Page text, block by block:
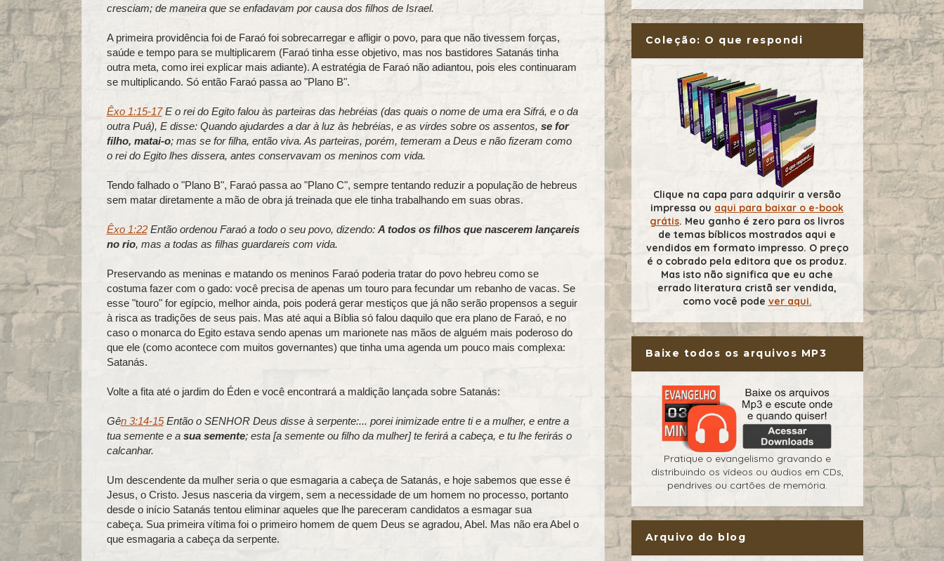
cresciam; de maneira que se enfadavam por causa dos filhos de Israel.
A primeira providência foi de Faraó foi sobrecarregar e afligir o povo, para que não tivessem forças,
saúde e tempo para se multiplicarem (Faraó tinha esse objetivo, mas nos bastidores Satanás tinha
outra meta, como irei explicar mais adiante). A estratégia de Faraó não adiantou, pois eles continuaram
se multiplicando. Só então Faraó passa ao "Plano B".
Êxo 1:15-17E o rei do Egito falou às parteiras das hebréias (das quais o nome de uma era Sifrá, e o da
outra Puá), E disse: Quando ajudardes a dar à luz às hebréias, e as virdes sobre os assentos, se for
filho, matai-o; mas se for filha, então viva. As parteiras, porém, temeram a Deus e não fizeram como
o rei do Egito lhes dissera, antes conservavam os meninos com vida.
Tendo falhado o "Plano B", Faraó passa ao "Plano C", sempre tentando reduzir a população de hebreus
sem matar diretamente a mão de obra já treinada que ele tinha trabalhando em suas obras.
Êxo 1:22Então ordenou Faraó a todo o seu povo, dizendo: A todos os filhos que nascerem lançareis
no rio, mas a todas as filhas guardareis com vida.
Preservando as meninas e matando os meninos Faraó poderia tratar do povo hebreu como se
costuma fazer com o gado: você precisa de apenas um touro para fecundar um rebanho de vacas. Se
esse "touro" for egípcio, melhor ainda, pois poderá gerar mestiços que já não serão propensos a seguir
à risca as tradições de seus pais. Mas até aqui a Bíblia só falou daquilo que era plano de Faraó, e no
caso o monarca do Egito estava sendo apenas um marionete nas mãos de alguém mais poderoso do
que ele (como acontece com muitos governantes) que tinha uma agenda um pouco mais complexa:
Satanás.
Volte a fita até o jardim do Éden e você encontrará a maldição lançada sobre Satanás:
Gên 3:14-15Então o SENHOR Deus disse à serpente:... porei inimizade entre ti e a mulher, e entre a
tua semente e a sua semente; esta [a semente ou filho da mulher] te ferirá a cabeça, e tu lhe ferirás o
calcanhar.
Um descendente da mulher seria o que esmagaria a cabeça de Satanás, e hoje sabemos que esse é
Jesus, o Cristo. Jesus nasceria da virgem, sem a necessidade de um homem no processo, portanto
desde o início Satanás tentou eliminar aqueles que lhe pareceram candidatos a esmagar sua
cabeça. Sua primeira vítima foi o primeiro homem de quem Deus se agradou, Abel. Mas não era Abel o
que esmagaria a cabeça da serpente.
Coleção: O que respondi
Clique na capa para adquirir a versão
impressa ou aqui para baixar o e-book
grátis. Meu ganho é zero para os livros
de temas bíblicos mostrados aqui e
vendidos em formato impresso. O preço
é o cobrado pela editora que os produz.
Mas isto não significa que eu ache
errado literatura cristã ser vendida,
como você pode ver aqui.
Baixe todos os arquivos MP3
Pratique o evangelismo gravando e
distribuindo os vídeos ou áudios em CDs,
pendrives ou cartões de memória.
Arquivo do blog